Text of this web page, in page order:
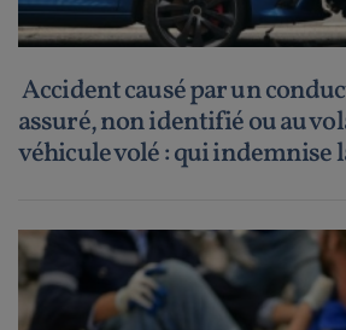
Accident causé par un
assuré, non identifié ou au
véhicule volé : qui indemnise